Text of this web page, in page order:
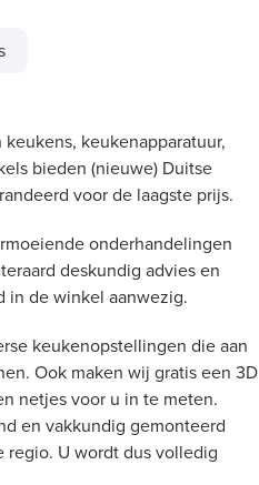
keukenapparatuur,
bieden (nieuwe) Duitse
voor de laagste prijs.
onderhandelingen
deskundig advies en
in de winkel aanwezig.
keukenopstellingen die aan
Ook maken wij gratis een 3D
netjes voor u in te meten.
en vakkundig gemonteerd
U wordt dus volledig